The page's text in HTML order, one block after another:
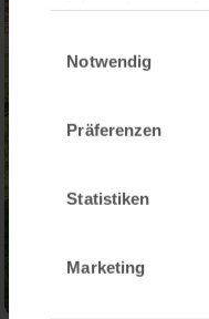
haben oder die
Notwendig
Präferenzen
Statistiken
Marketing